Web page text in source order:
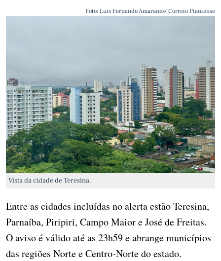
Foto: Luis Fernando Amaranes/ Correio Piauiense
Vista da cidade de Teresina.
Entre as cidades incluídas no alerta estão Teresina,
Parnaíba, Piripiri, Campo Maior e José de Freitas.
O aviso é válido até as 23h59 e abrange municípios
das regiões Norte e Centro-Norte do estado.